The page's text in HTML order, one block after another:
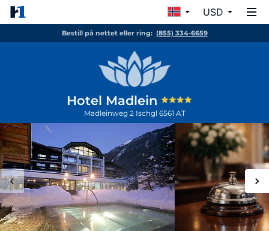
USD
Bestill på nettet eller ring: (855) 334-6659
Hotel Madlein
Madleinweg 2 Ischgl 6561 AT